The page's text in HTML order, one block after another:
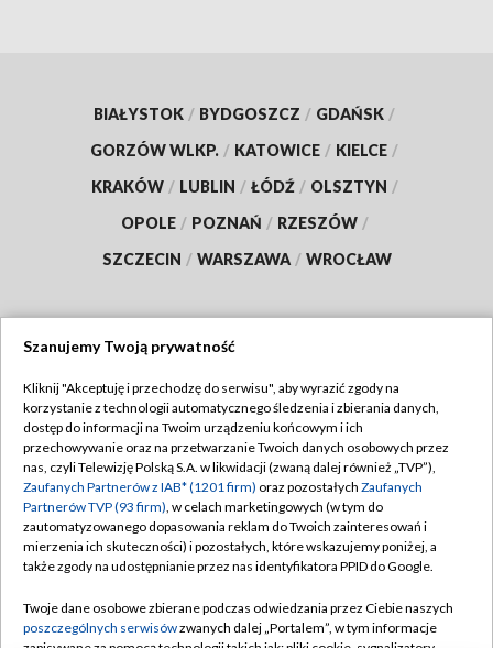
BIAŁYSTOK / BYDGOSZCZ / GDAŃSK /
GORZÓW WLKP. / KATOWICE / KIELCE /
KRAKÓW / LUBLIN / ŁÓDŹ / OLSZTYN /
OPOLE / POZNAŃ / RZESZÓW /
SZCZECIN / WARSZAWA / WROCŁAW
TVP
Abonament TVP
Emisja w TVP
Centrum informacji TVP
Naziemna Telewizja Cyfrowa
Rada Programowa
Regulamin TVP
Polityka prywatności
Moje zgody
Pomoc
Kontakt
Szanujemy Twoją prywatność
Kliknij "Akceptuję i przechodzę do serwisu", aby wyrazić zgody na
korzystanie z technologii automatycznego śledzenia i zbierania danych,
dostęp do informacji na Twoim urządzeniu końcowym i ich
przechowywanie oraz na przetwarzanie Twoich danych osobowych przez
nas, czyli Telewizję Polską S.A. w likwidacji (zwaną dalej również „TVP”),
Zaufanych Partnerów z IAB* (1201 firm) oraz pozostałych Zaufanych
Partnerów TVP (93 firm), w celach marketingowych (w tym do
zautomatyzowanego dopasowania reklam do Twoich zainteresowań i
mierzenia ich skuteczności) i pozostałych, które wskazujemy poniżej, a
także zgody na udostępnianie przez nas identyfikatora PPID do Google.
Twoje dane osobowe zbierane podczas odwiedzania przez Ciebie naszych
poszczególnych serwisówzwanych dalej „Portalem”, w tym informacje